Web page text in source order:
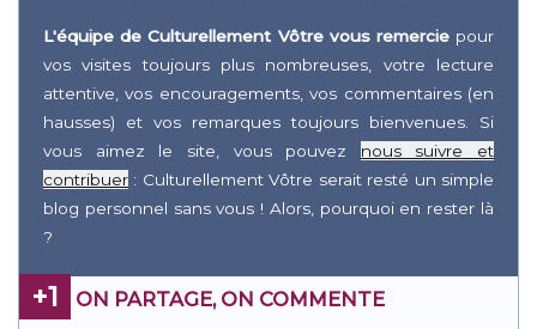
L'équipe de Culturellement Vôtre vous remerciepour
vos visites toujours plus nombreuses, votre lecture
attentive, vos encouragements, vos commentaires (en
hausses) et vos remarques toujours bienvenues. Si
vous aimez le site, vous pouvez nous suivre et
contribuer : Culturellement Vôtre serait resté un simple
blog personnel sans vous ! Alors, pourquoi en rester là
?
+1 ON PARTAGE, ON COMMENTE